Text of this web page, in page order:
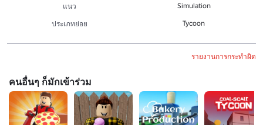
แนว
Simulation
ประเภทย่อย Tycoon
รายงานการกระทำผิด
คนอื่นๆ ก็มักเข้าร่วม